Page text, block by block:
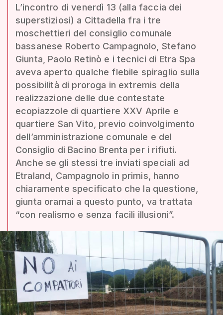
L’incontro di venerdì 13 (alla faccia dei
superstiziosi) a Cittadella fra i tre
moschettieri del consiglio comunale
bassanese Roberto Campagnolo, Stefano
Giunta, Paolo Retinò e i tecnici di Etra Spa
aveva aperto qualche flebile spiraglio sulla
possibilità di proroga in extremis della
realizzazione delle due contestate
ecopiazzole di quartiere XXV Aprile e
quartiere San Vito, previo coinvolgimento
dell’amministrazione comunale e del
Consiglio di Bacino Brenta per i rifiuti.
Anche se gli stessi tre inviati speciali ad
Etraland, Campagnolo in primis, hanno
chiaramente specificato che la questione,
giunta oramai a questo punto, va trattata
“con realismo e senza facili illusioni”.